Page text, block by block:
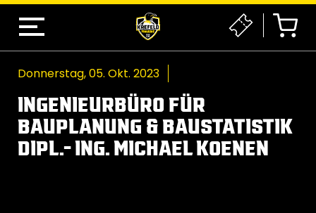
Donnerstag, 05. Okt. 2023
INGENIEURBÜRO FÜR
BAUPLANUNG & BAUSTATISTIK
DIPL.- ING. MICHAEL KOENEN